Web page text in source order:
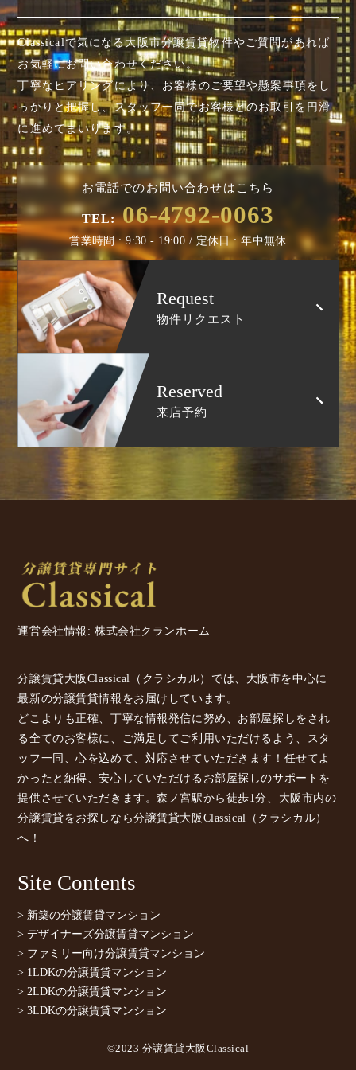
Classicalで気になる大阪市分譲賃貸物件やご質問があれば
お気軽にお問い合わせください。
丁寧なヒアリングにより、お客様のご要望や懸案事項を し
っかりと把握し、スタッフ一同でお客様とのお取引を円滑
に進めてまいります。
お電話でのお問い合わせはこちら
TEL: 06-4792-0063
営業時間 : 9:30 - 19:00 / 定休日 : 年中無休
Request
物件リクエスト
Reserved
来店予約
運営会社情報: 株式会社クランホーム
分譲賃貸大阪Classical（クラシカル）では、大阪市を中心に
最新の分譲賃貸情報をお届けしています。
どこよりも正確、丁寧な情報発信に努め、お部屋探しをされ
る全てのお客様に、ご満足してご利用いただけるよう、スタ
ッフ一同、心を込めて、対応させていただきます！任せてよ
かったと納得、安心していただけるお部屋探しのサポートを
提供させていただきます。森ノ宮駅から徒歩1分、大阪市内の
分譲賃貸をお探しなら分譲賃貸大阪Classical（クラシカル）
へ！
Site Contents
> 新築の分譲賃貸マンション
> デザイナーズ分譲賃貸マンション
> ファミリー向け分譲賃貸マンション
> 1LDKの分譲賃貸マンション
> 2LDKの分譲賃貸マンション
> 3LDKの分譲賃貸マンション
©2023 分譲賃貸大阪Classical